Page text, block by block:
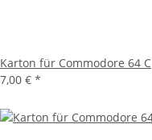
Karton für Commodore 64 C
7,00 € *